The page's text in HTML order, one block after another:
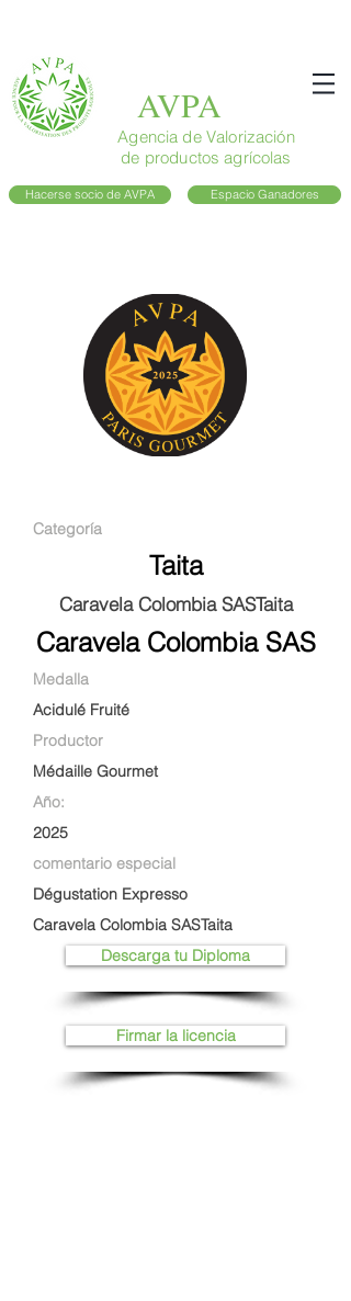
AVPA
Agencia de Valorización
de productos agrícolas
Hacerse socio de AVPA Espacio Ganadores
Categoría
Taita
Caravela Colombia SASTaita
Caravela Colombia SAS
Medalla
Acidulé Fruité
Productor
Médaille Gourmet
Año:
2025
comentario especial
Dégustation Expresso
Caravela Colombia SASTaita
Descarga tu Diploma
Firmar la licencia